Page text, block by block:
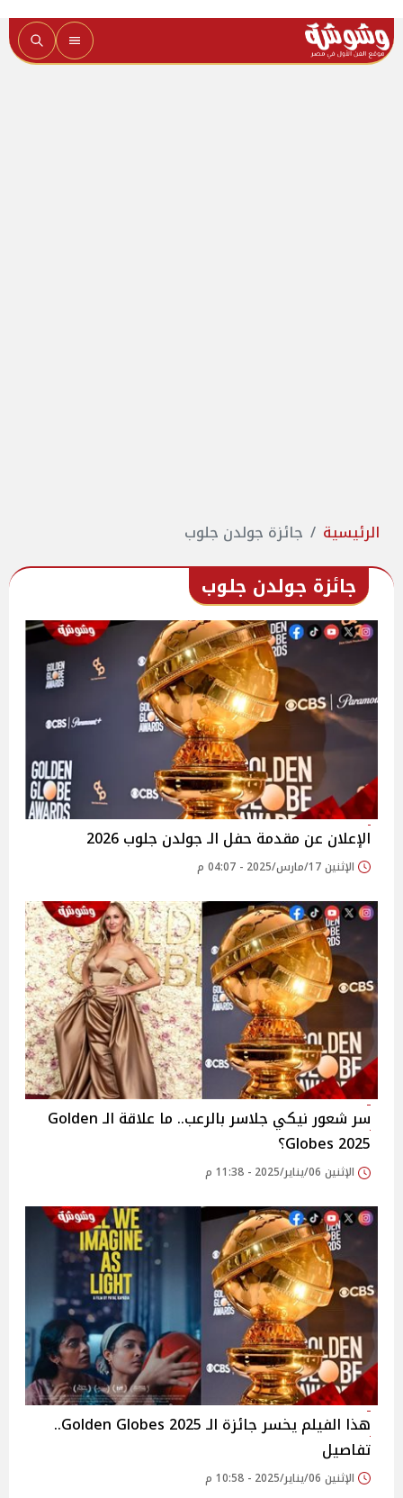
الرئيسية جائزة جولدن جلوب
جائزة جولدن جلوب
الإعلان عن مقدمة حفل الـ جولدن جلوب 2026
الإثنين 17/مارس/2025 - 04:07 م
سر شعور نيكي جلاسر بالرعب.. ما علاقة الـ Golden
Globes 2025؟
الإثنين 06/يناير/2025 - 11:38 م
هذا الفيلم يخسر جائزة الـ Golden Globes 2025..
تفاصيل
الإثنين 06/يناير/2025 - 10:58 م